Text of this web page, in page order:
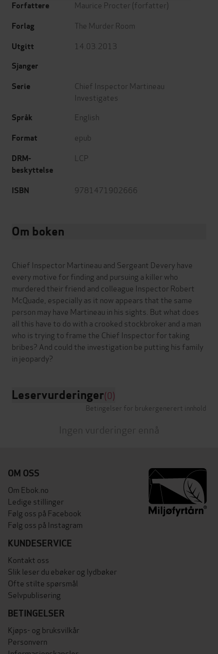
Forfattere Maurice Procter (forfatter)
Forlag The Murder Room
Utgitt 14.03.2013
Sjanger
Serie
Chief Inspector Martineau
Investigates
Språk English
Format epub
DRM-
beskyttelse
LCP
ISBN 9781471902666
Om boken
Chief Inspector Martineau and Sergeant Devery have
every motive for finding and pursuing a killer who
murdered their friend and colleague Inspector Robert
McQuade, especially as it now appears that the same
person may have Martineau in his sights. But what does
all this have to do with a crooked stockbroker and a man
who is trying to frame the Chief Inspector for taking
bribes? And could the investigation be putting his family
Leservurderinger(0)
Betingelser for brukergenerert innhold
Ingen vurderinger ennå
OM OSS
Om Ebok.no
Ledige stillinger
Følg oss på Facebook
Følg oss på Instagram
KUNDESERVICE
Kontakt oss
Slik leser du ebøker og lydbøker
Ofte stilte spørsmål
Selvpublisering
BETINGELSER
Kjøps- og bruksvilkår
Personvern